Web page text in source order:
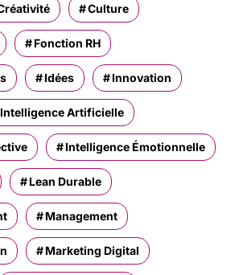
Culture
Fonction RH
Idées Innovation
Intelligence Artificielle
Intelligence Émotionnelle
Lean Durable
Management
Marketing Digital